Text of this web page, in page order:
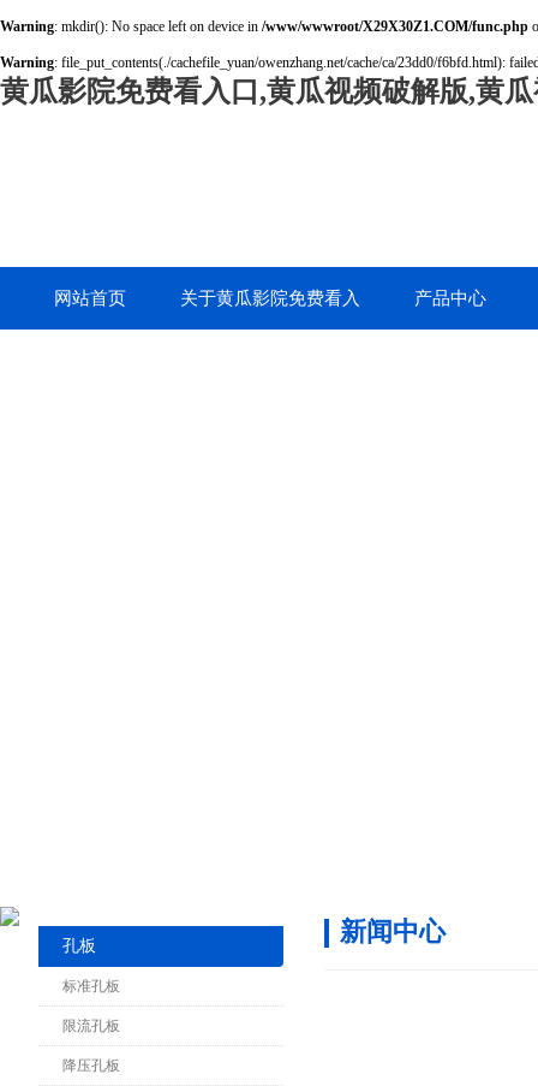
Warning: mkdir(): No space left on device in /www/wwwroot/X29X30Z1.COM/func.php
Warning: file_put_contents(./cachefile_yuan/owenzhang.net/cache/ca/23dd0/f6bfd.html):
黄瓜影院免费看入口,黄瓜视频破解版,黄
网站首页 关于黄瓜影院免费看入 产品中心
孔板
标准孔板
限流孔板
降压孔板
新闻中心